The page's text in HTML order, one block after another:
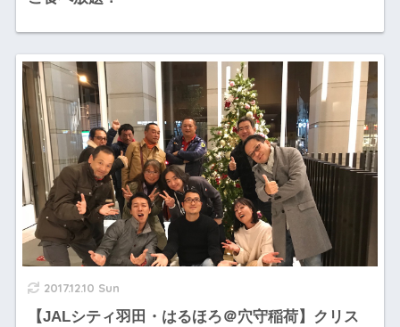
2017.12.10 Sun
【JALシティ羽田・はるほろ＠穴守稲荷】クリス